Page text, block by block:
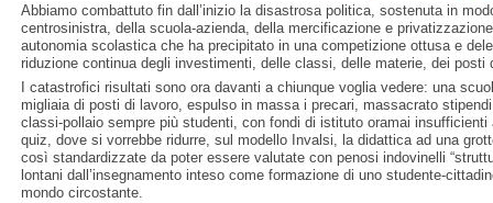
Abbiamo combattuto fin dall’inizio la disastrosa politica, sostenuta in
centrosinistra, della scuola-azienda, della mercificazione e
autonomia scolastica che ha precipitato in una competizione ottusa e
riduzione continua degli investimenti, delle classi, delle materie, dei posti
I catastrofici risultati sono ora davanti a chiunque voglia vedere: una
migliaia di posti di lavoro, espulso in massa i precari, massacrato
classi-pollaio sempre più studenti, con fondi di istituto oramai
quiz, dove si vorrebbe ridurre, sul modello Invalsi, la didattica ad una
così standardizzate da poter essere valutate con penosi indovinelli
lontani dall’insegnamento inteso come formazione di uno studente-
mondo circostante.